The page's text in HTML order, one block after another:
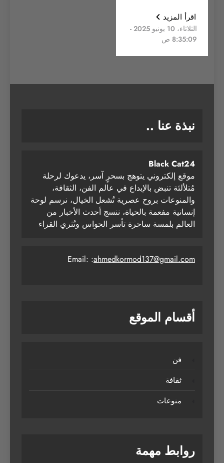
اقرأ المزيد
الثلاثاء، 10 يونيو 2025 -
8:35:09 ص
نبذة عنا ..
Black Cat24
موقع إلكتروني يتوهج بسحرٍ آسر، يدعوك لرحلة
مُتلألئة تنبض بالإبداع في عالم الفن، الثقافة،
والمنوعات بروح عصرية تُشعل الخيال، نرسم لوحة
إنسانية مفعمة بالحياة، ننسج أحدث الأخبار من
العالم بلمسة ساحرة تأسر الحواس وتُثري القراء
Email: :ahmedkormod137@gmail.com
أقسام الموقع
فن
ثقافة
منوعات
روابط مهمة